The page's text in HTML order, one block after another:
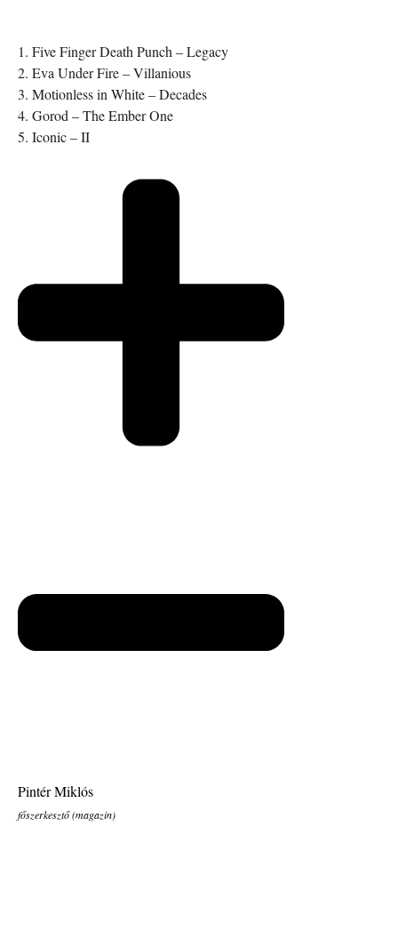
1. Five Finger Death Punch – Legacy
2. Eva Under Fire – Villanious
3. Motionless in White – Decades
4. Gorod – The Ember One
5. Iconic – II
Pintér Miklós
főszerkesztő (magazin)